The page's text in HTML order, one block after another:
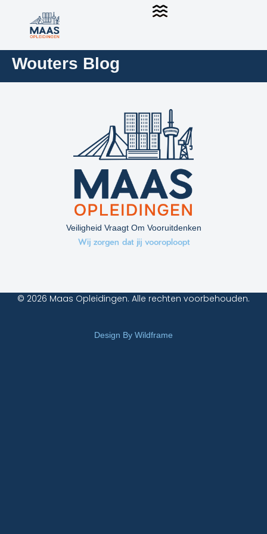
Wouters Blog
Veiligheid Vraagt Om Vooruitdenken
Wij zorgen dat jij vooroploopt
© 2026 Maas Opleidingen. Alle rechten voorbehouden.
Design By Wildframe